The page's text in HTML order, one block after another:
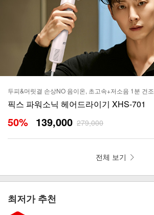
두피&머릿결 손상NO 음이온, 초고속+저소음 1분 건조
픽스 파워소닉 헤어드라이기 XHS-701
50% 139,000 279,000
전체 보기
최저가 추천